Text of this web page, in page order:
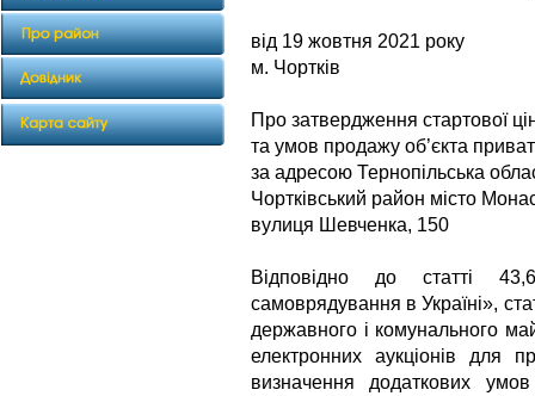
від 19
м. Чортків
Про затвердження стартової
та умов продажу об’єкта
за адресою Тернопільська
Чортківський район місто
вулиця Шевченка, 150
Відповідно до статті
самоврядування в Україні»,
державного і комунального
електронних аукціонів для
визначення додаткових